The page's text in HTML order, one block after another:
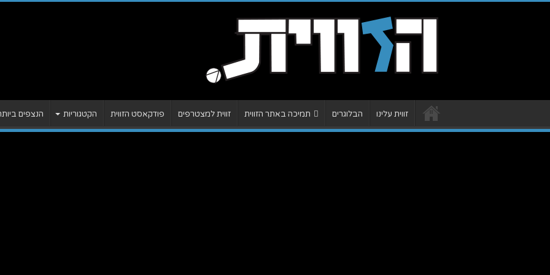
זווית עלינו הבלוגרים תמיכה באתר הזווית זווית למצטרפים פודקאסט הזווית הקטגוריות הנצפים